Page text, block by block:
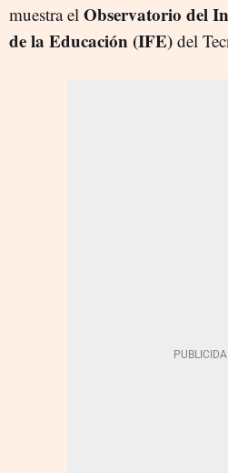
muestra el Observatorio del
de la Educación (IFE) del